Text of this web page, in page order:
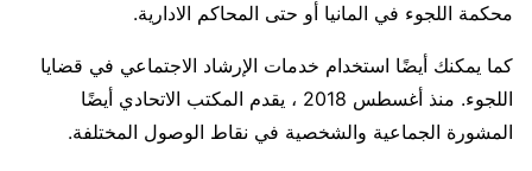
محكمة اللجوء في المانيا أو حتى المحاكم الادارية.
كما يمكنك أيضًا استخدام خدمات الإرشاد الاجتماعي في قضايا
اللجوء. منذ أغسطس 2018 ، يقدم المكتب الاتحادي أيضًا
المشورة الجماعية والشخصية في نقاط الوصول المختلفة.